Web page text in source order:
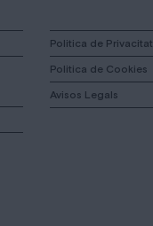
Politica de Privacitat
Politica de Cookies
Avisos Legals